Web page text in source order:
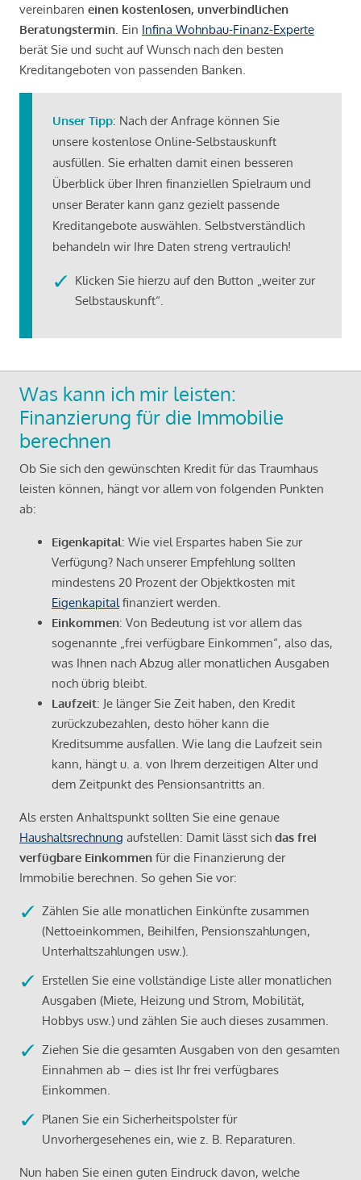
vereinbaren einen kostenlosen, unverbindlichen
Beratungstermin . Ein Infina Wohnbau-Finanz-Experte
berät Sie und sucht auf Wunsch nach den besten
Kreditangeboten von passenden Banken.
Unser Tipp: Nach der Anfrage können Sie
unsere kostenlose Online-Selbstauskunft
ausfüllen. Sie erhalten damit einen besseren
Überblick über Ihren finanziellen Spielraum und
unser Berater kann ganz gezielt passende
Kreditangebote auswählen. Selbstverständlich
behandeln wir Ihre Daten streng vertraulich!
Klicken Sie hierzu auf den Button „weiter zur
Selbstauskunft“.
Was kann ich mir leisten:
Finanzierung für die Immobilie
berechnen
Ob Sie sich den gewünschten Kredit für das Traumhaus
leisten können, hängt vor allem von folgenden Punkten
ab:
Eigenkapital: Wie viel Erspartes haben Sie zur
Verfügung? Nach unserer Empfehlung sollten
mindestens 20 Prozent der Objektkosten mit
Eigenkapital finanziert werden.
Einkommen: Von Bedeutung ist vor allem das
sogenannte „frei verfügbare Einkommen“, also das,
was Ihnen nach Abzug aller monatlichen Ausgaben
noch übrig bleibt.
Laufzeit: Je länger Sie Zeit haben, den Kredit
zurückzubezahlen, desto höher kann die
Kreditsumme ausfallen. Wie lang die Laufzeit sein
kann, hängt u. a. von Ihrem derzeitigen Alter und
dem Zeitpunkt des Pensionsantritts an.
Als ersten Anhaltspunkt sollten Sie eine genaue
Haushaltsrechnung aufstellen: Damit lässt sich das frei
verfügbare Einkommen für die Finanzierung der
Immobilie berechnen. So gehen Sie vor:
Zählen Sie alle monatlichen Einkünfte zusammen
(Nettoeinkommen, Beihilfen, Pensionszahlungen,
Unterhaltszahlungen usw.).
Erstellen Sie eine vollständige Liste aller monatlichen
Ausgaben (Miete, Heizung und Strom, Mobilität,
Hobbys usw.) und zählen Sie auch dieses zusammen.
Ziehen Sie die gesamten Ausgaben von den gesamten
Einnahmen ab – dies ist Ihr frei verfügbares
Einkommen.
Planen Sie ein Sicherheitspolster für
Unvorhergesehenes ein, wie z. B. Reparaturen.
Nun haben Sie einen guten Eindruck davon, welche